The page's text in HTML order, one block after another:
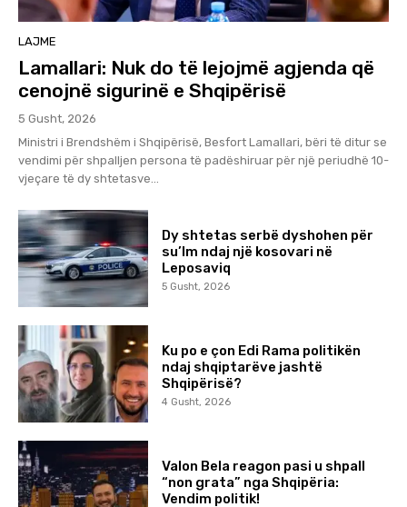
LAJME
Lamallari: Nuk do të lejojmë agjenda që
cenojnë sigurinë e Shqipërisë
5 Gusht, 2026
Ministri i Brendshëm i Shqipërisë, Besfort Lamallari, bëri të ditur se
vendimi për shpalljen persona të padëshiruar për një periudhë 10-
vjeçare të dy shtetasve...
Dy shtetas serbë dyshohen për
su’lm ndaj një kosovari në
Leposaviq
5 Gusht, 2026
Ku po e çon Edi Rama politikën
ndaj shqiptarëve jashtë
Shqipërisë?
4 Gusht, 2026
Valon Bela reagon pasi u shpall
“non grata” nga Shqipëria:
Vendim politik!